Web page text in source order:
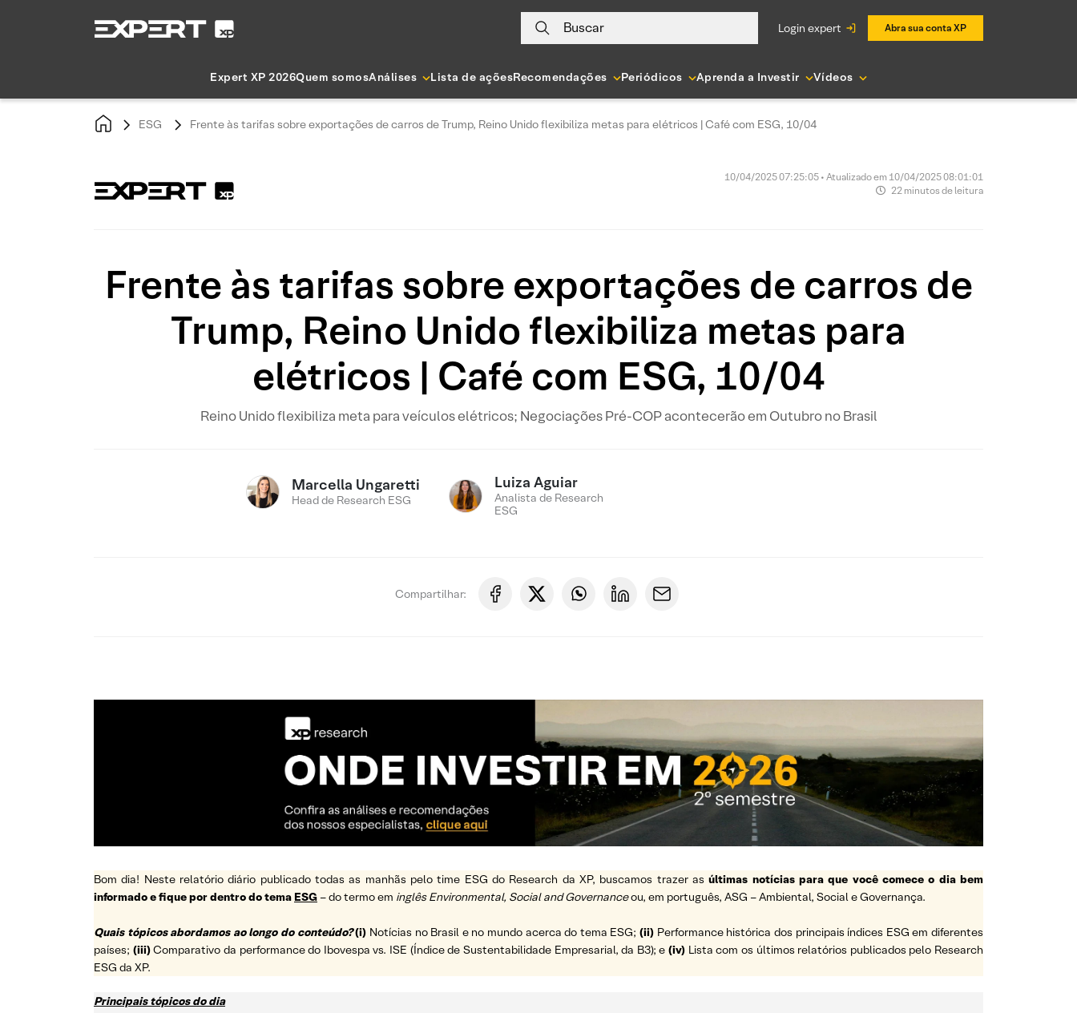
Buscar login expert Abra sua conta XP
Expert XP 2026Quem somosAnálises Lista de açõesRecomendações Periódicos Aprenda a Investir Vídeos
ESG Frente às tarifas sobre exportações de carros de Trump, Reino Unido flexibiliza metas para elétricos | Café com ESG, 10/04
10/04/2025 07:25:05 • Atualizado em 10/04/2025 08:01:01
22 minutos de leitura
Frente às tarifas sobre exportações de carros de
Trump, Reino Unido flexibiliza metas para
elétricos | Café com ESG, 10/04
Reino Unido flexibiliza meta para veículos elétricos; Negociações Pré-COP acontecerão em Outubro no Brasil
Marcella Ungaretti
Head de Research ESG
Luiza Aguiar
Analista de Research
ESG
Compartilhar:
Bom dia! Neste relatório diário publicado todas as manhãs pelo time ESG do Research da XP, buscamos trazer asúltimas notícias para que você comece o dia bem
informado e fique por dentro do tema ESG – do termo em inglês Environmental, Social and Governanceou, em português, ASG – Ambiental, Social e Governança.
Quais tópicos abordamos ao longo do conteúdo? (i) Notícias no Brasil e no mundo acerca do tema ESG;(ii) Performance histórica dos principais índices ESG em diferentes
países; (iii)Comparativo da performance do Ibovespa vs. ISE (Índice de Sustentabilidade Empresarial, da B3); e (iv) Lista com os últimos relatórios publicados pelo Research
ESG da XP.
Principais tópicos do dia